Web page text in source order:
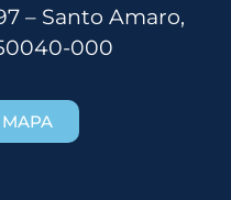
– Santo Amaro,
000